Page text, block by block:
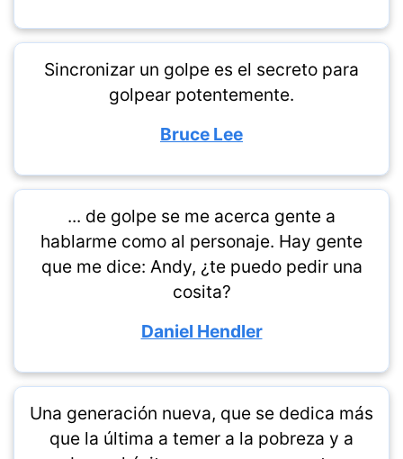
Sincronizar un golpe es el secreto para
golpear potentemente.
Bruce Lee
... de golpe se me acerca gente a
hablarme como al personaje. Hay gente
que me dice: Andy, ¿te puedo pedir una
cosita?
Daniel Hendler
Una generación nueva, que se dedica más
que la última a temer a la pobreza y a